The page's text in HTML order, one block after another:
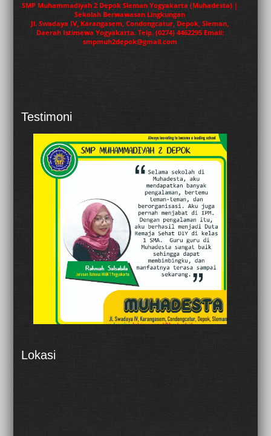
SMP Muhammadiyah 2 Depok Sleman Yogyakarta (Muhadesta) |
Sekolah Berwawasan Lingkungan
Jl. Swadaya IV, Karangasem, Condongcatur, Depok, Sleman,
Daerah Istimewa Yogyakarta. Telp. (0274) 4462295 Email:
smpmuh2depok@gmail.com
Testimoni
Lokasi